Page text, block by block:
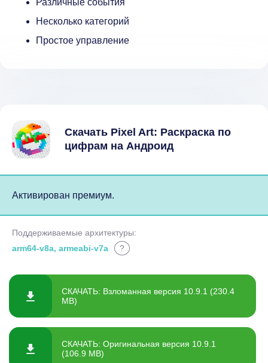
Различные события
Несколько категорий
Простое управление
Скачать Pixel Art: Раскраска по
цифрам на Андроид
Активирован премиум.
Поддерживаемые архитектуры:
arm64-v8a, armeabi-v7a
?
СКАЧАТЬ: Взломанная версия 10.9.1 (230.4
MB)
СКАЧАТЬ: Оригинальная версия 10.9.1
(106.9 MB)